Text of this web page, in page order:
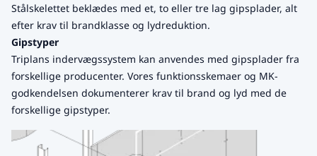
Stålskelettet beklædes med et, to eller tre lag gipsplader, alt
efter krav til brandklasse og lydreduktion.
Gipstyper
Triplans indervægssystem kan anvendes med gipsplader fra
forskellige producenter. Vores funktionsskemaer og MK-
godkendelsen dokumenterer krav til brand og lyd med de
forskellige gipstyper.